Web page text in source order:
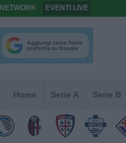
NETWORK EVENTI LIVE
Home Serie A Serie B